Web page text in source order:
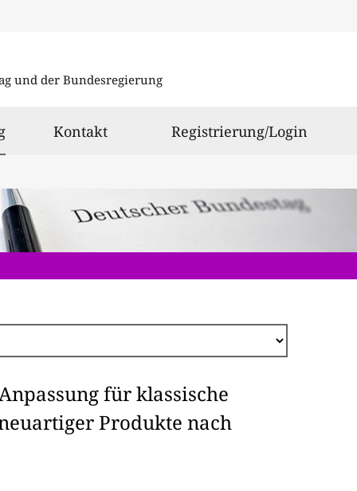
und der Bundesregierung
ausgewählt
Kontakt Registrierung/Login
für klassische
Produkte nach